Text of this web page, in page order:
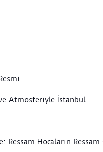
ve Atmosferiyle İstanbul
Ressam Hocaların